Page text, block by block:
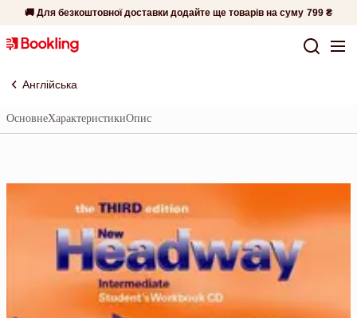
🚚 Для безкоштовної доставки додайте ще товарів на суму 799 ₴
Англійська
ОсновнеХарактеристикиОпис